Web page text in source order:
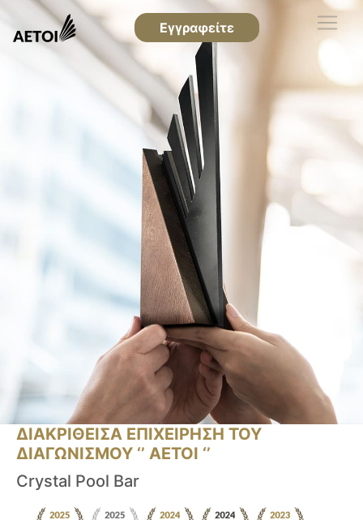
Εγγραφείτε
ΔΙΑΚΡΙΘΕΙΣΑ ΕΠΙΧΕΙΡΗΣΗ ΤΟΥ
ΔΙΑΓΩΝΙΣΜΟΥ ‘’ ΑΕΤΟΙ ‘’
Crystal Pool Bar